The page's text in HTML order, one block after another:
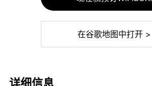
在谷歌地图中打开 >
详细信息